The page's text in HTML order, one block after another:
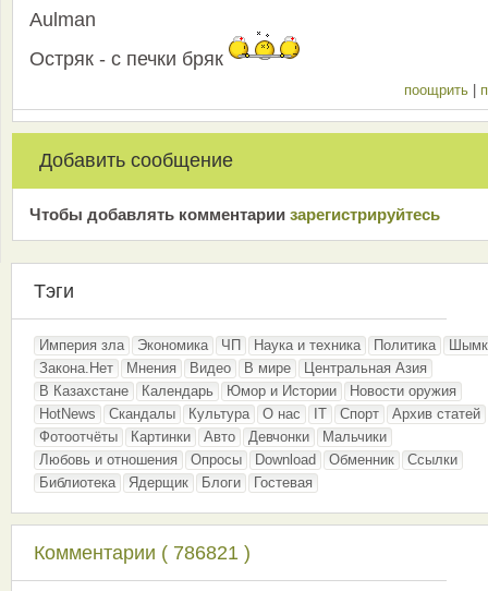
Aulman
Остряк - с печки бряк
поощрить
Добавить сообщение
Чтобы добавлять комментарии зарeгиcтрирyйтeсь
Тэги
Империя зла Экономика ЧП Наука и техника Политика
Закона.Нет
Мнения Видео В мире
Центральная Азия
В Казахстане
Календарь Юмор и Истории
Новости оружия
HotNews
Скандалы Культура О нас IT Спорт
Архив статей
Фотоотчёты
Картинки Авто Девчонки
Мальчики
Любовь и отношения
Опросы Download Обменник
Ссылки
Библиотека
Ядерщик Блоги Гостевая
Комментарии ( 786821 )